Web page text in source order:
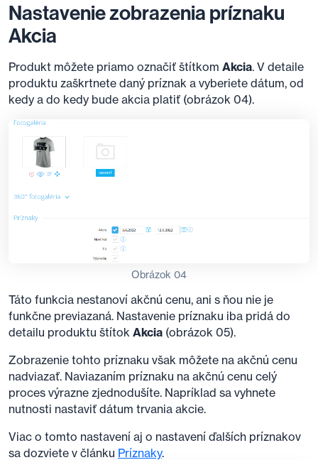
Nastavenie zobrazenia príznaku
Akcia
Produkt môžete priamo označiť štítkom Akcia. V detaile
produktu zaškrtnete daný príznak a vyberiete dátum, od
kedy a do kedy bude akcia platiť (obrázok 04).
Obrázok 04
Táto funkcia nestanoví akčnú cenu, ani s ňou nie je
funkčne previazaná. Nastavenie príznaku iba pridá do
detailu produktu štítok Akcia (obrázok 05).
Zobrazenie tohto príznaku však môžete na akčnú cenu
nadviazať. Naviazaním príznaku na akčnú cenu celý
proces výrazne zjednodušíte. Napríklad sa vyhnete
nutnosti nastaviť dátum trvania akcie.
Viac o tomto nastavení aj o nastavení ďalších príznakov
sa dozviete v článku Príznaky.